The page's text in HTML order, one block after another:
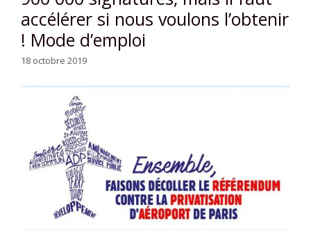
accélérer si nous voulons l’obtenir
! Mode d’emploi
18 octobre 2019